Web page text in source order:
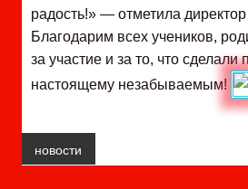
радость!» — отметила
Благодарим всех учеников,
за участие и за то, что сделали
настоящему незабываемым!
новости